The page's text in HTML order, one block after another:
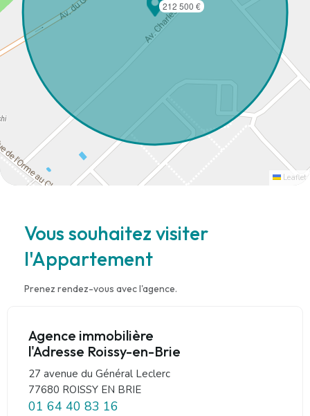
212 500 €
Leaflet
Vous souhaitez visiter
l'Appartement
Prenez rendez-vous avec l'agence.
Agence immobilière
l'Adresse Roissy-en-Brie
27 avenue du Général Leclerc
77680 ROISSY EN BRIE
01 64 40 83 16